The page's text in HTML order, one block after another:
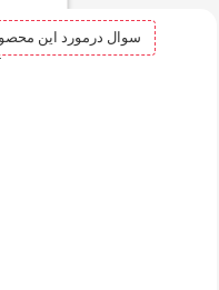
سوال درمورد این